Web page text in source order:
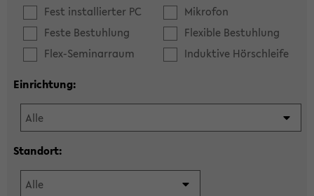
Fest installierter PC
Mikrofon
Feste Bestuhlung
Flexible Bestuhlung
Flex-Seminarraum
Induktive Hörschleife
Einrichtung:
Standort: